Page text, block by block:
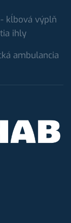
kĺbová výplň
ihly
ambulancia